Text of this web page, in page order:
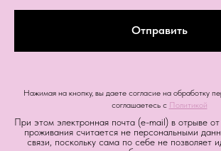
Отправить
Нажимая на кнопку, вы даете согласие на обработку
соглашаетесь c Политикой
При этом электронная почта (e-mail) в отрыве
проживания считается не персональными
связи, поскольку сама по себе не позволяет